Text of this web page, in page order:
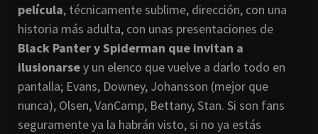
película, técnicamente sublime, dirección, con una
historia más adulta, con unas presentaciones de
Black Panter y Spiderman que invitan a
ilusionarsey un elenco que vuelve a darlo todo en
pantalla; Evans, Downey, Johansson (mejor que
nunca), Olsen, VanCamp, Bettany, Stan. Si son fans
seguramente ya la habrán visto, si no ya estás